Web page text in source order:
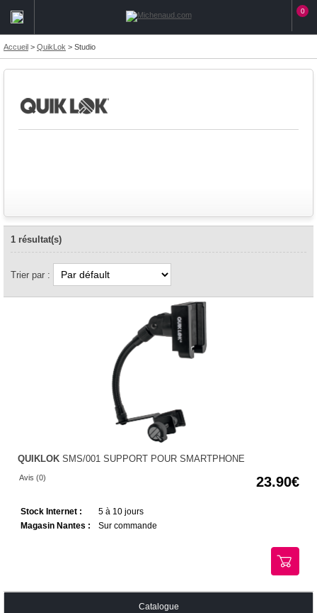
0
Accueil > QuikLok > Studio
1 résultat(s)
Trier par :
QUIKLOK SMS/001 SUPPORT POUR SMARTPHONE
Avis (0) 23.90
Stock Internet :
5 à 10 jours
Magasin Nantes :
Sur commande
Catalogue